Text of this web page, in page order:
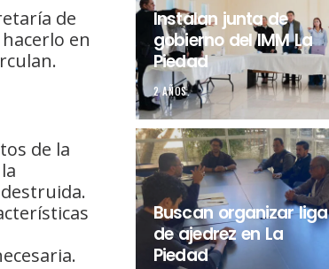
de
en
de la
Instalan junta de
gobierno del IMM La
Piedad
2 AÑOS.
Buscan organizar liga
de ajedrez en La
Piedad